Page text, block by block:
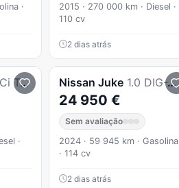
·
2015 · 270 000 km · Diesel ·
110 cv
2 dias atrás
·
Nissan Juke 1.0 DIG-T N-Connecta NAV. DCT
24 950 €
Sem avaliação
2024 · 59 945 km · Gasolina
· 114 cv
2 dias atrás